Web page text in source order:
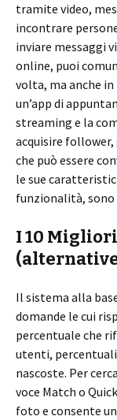
tramite video,
incontrare
inviare messaggi
online, puoi
volta, ma anche
un’app di
streaming e la
acquisire
che può essere
le sue
funzionalità,
I 10
Il sistema alla
domande le cui
percentuale che
utenti, percentuali
nascoste. Per
voce Match o
foto e consente